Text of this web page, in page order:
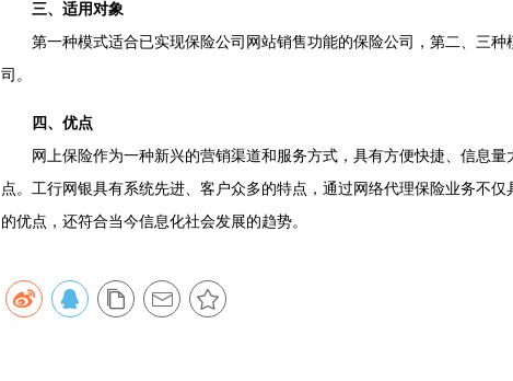
三、适用对象
第一种模式适合已实现保险公司网站销售功能的保险公司，第二、三种
司。
四、优点
网上保险作为一种新兴的营销渠道和服务方式，具有方便快捷、信息量
点。工行网银具有系统先进、客户众多的特点，通过网络代理保险业务不
的优点，还符合当今信息化社会发展的趋势。